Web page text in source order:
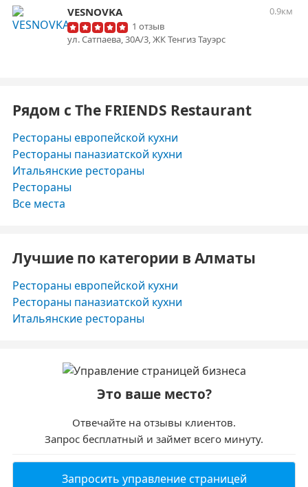
VESNOVKA
0.9км
1 отзыв
ул. Сатпаева, 30А/3, ​ЖК Тенгиз Тауэрс​
Рядом с The FRIENDS Restaurant
Рестораны европейской кухни
Рестораны паназиатской кухни
Итальянские рестораны
Рестораны
Все места
Лучшие по категории в Алматы
Рестораны европейской кухни
Рестораны паназиатской кухни
Итальянские рестораны
Это ваше место?
Отвечайте на отзывы клиентов.
Запрос бесплатный и займет всего минуту.
Запросить управление страницей